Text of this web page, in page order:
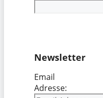
Newsletter
Email
Adresse: